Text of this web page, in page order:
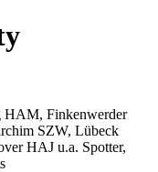
HAM, Finkenwerder
SZW, Lübeck
HAJ u.a. Spotter,